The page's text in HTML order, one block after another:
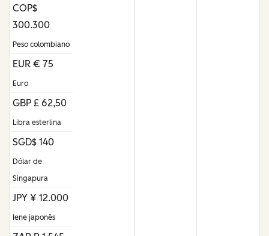
COP$
300.300
Peso colombiano
EUR € 75
Euro
GBP £ 62,50
Libra esterlina
SGD$ 140
Dólar de
Singapura
JPY ¥ 12.000
Iene japonês